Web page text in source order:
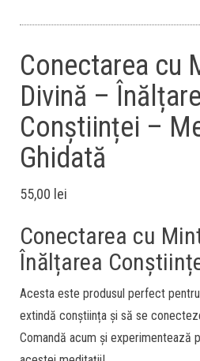
Conectarea cu
Divină –
Conștiinței –
Ghidată
55,00 lei
Conectarea cu
Înălțarea
Acesta este produsul perfect
extindă conștiința și să se
Comandă acum și experimentează